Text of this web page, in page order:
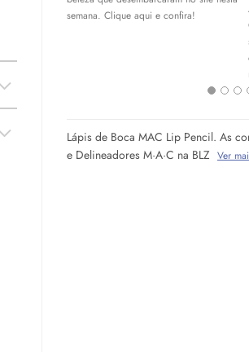
semana. Clique aqui e confira!
Lápis de Boca MAC Lip Pencil. As
e Delineadores M·A·C na BLZ Ver